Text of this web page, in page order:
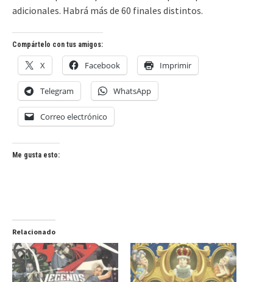
adicionales. Habrá más de 60 finales distintos.
Compártelo con tus amigos:
X Facebook Imprimir
Telegram WhatsApp
Correo electrónico
Me gusta esto:
Relacionado